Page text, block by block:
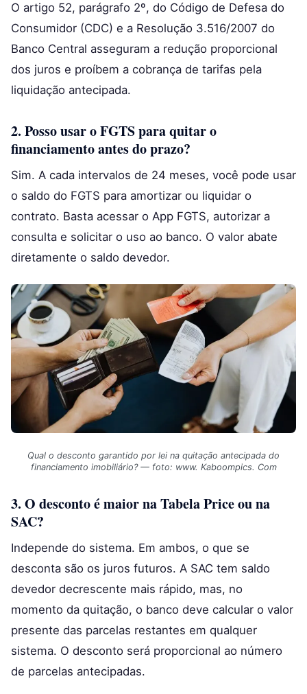
O artigo 52, parágrafo 2º, do Código de Defesa do
Consumidor (CDC) e a Resolução 3.516/2007 do
Banco Central asseguram a redução proporcional
dos juros e proíbem a cobrança de tarifas pela
liquidação antecipada.
2. Posso usar o FGTS para quitar o
financiamento antes do prazo?
Sim. A cada intervalos de 24 meses, você pode usar
o saldo do FGTS para amortizar ou liquidar o
contrato. Basta acessar o App FGTS, autorizar a
consulta e solicitar o uso ao banco. O valor abate
diretamente o saldo devedor.
Qual o desconto garantido por lei na quitação antecipada do
financiamento imobiliário? — foto: www. Kaboompics. Com
3. O desconto é maior na Tabela Price ou na
SAC?
Independe do sistema. Em ambos, o que se
desconta são os juros futuros. A SAC tem saldo
devedor decrescente mais rápido, mas, no
momento da quitação, o banco deve calcular o valor
presente das parcelas restantes em qualquer
sistema. O desconto será proporcional ao número
de parcelas antecipadas.